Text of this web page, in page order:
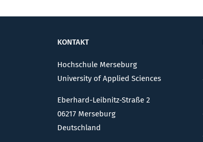
KONTAKT
Hochschule Merseburg
University of Applied Sciences
Eberhard-Leibnitz-Straße 2
06217 Merseburg
Deutschland